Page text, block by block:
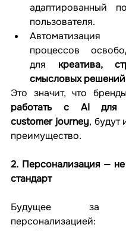
адаптированный
пользователя.
Автоматизация
процессов
для креатива,
смысловых решений
работать с AI для
customer journey, будут
преимущество.
2. Персонализация —
стандарт
Будущее за
персонализацией: